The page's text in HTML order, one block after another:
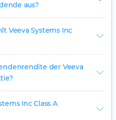
aus?
Veeva Systems Inc
der Veeva
Inc Class A